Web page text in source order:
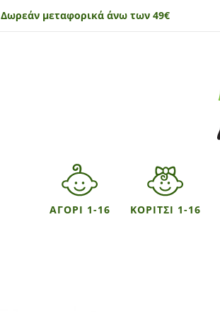
Δωρεάν μεταφορικά άνω των 49€
ΑΓΟΡΙ 1-16 ΚΟΡΙΤΣΙ 1-16